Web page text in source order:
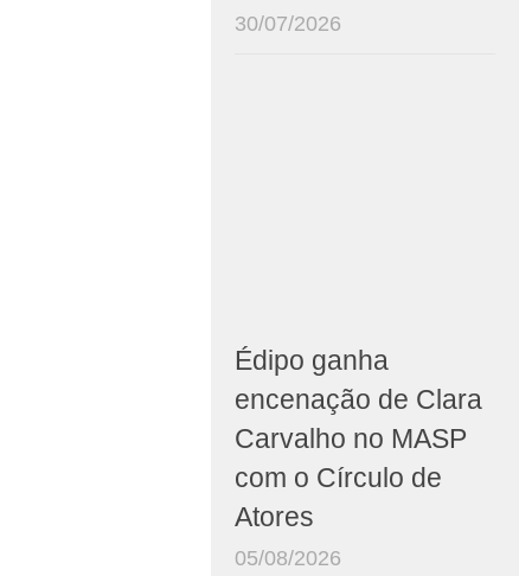
30/07/2026
Édipo ganha
encenação de Clara
Carvalho no MASP
com o Círculo de
Atores
05/08/2026